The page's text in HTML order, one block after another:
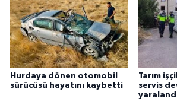
Hurdaya dönen otomobil
sürücüsü hayatını kaybetti
Tarım
servis